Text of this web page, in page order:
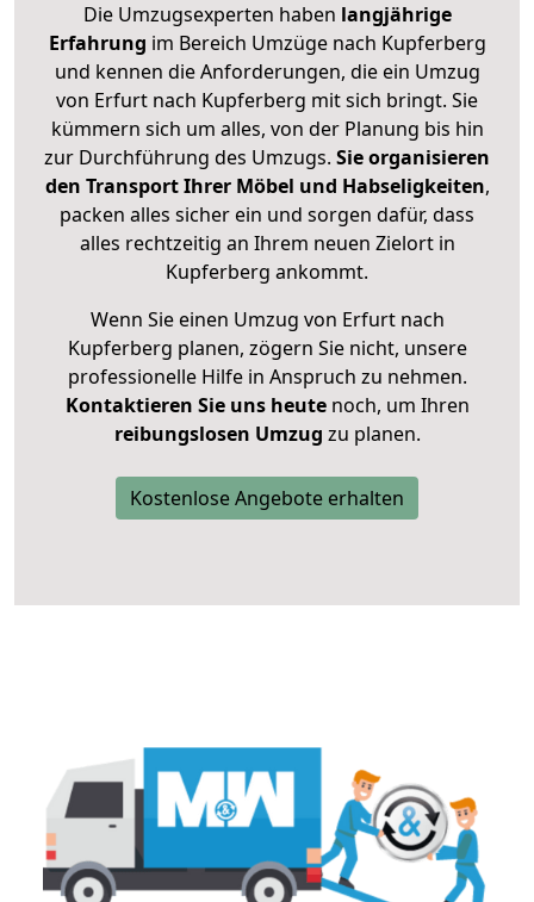
Die Umzugsexperten haben langjährige
Erfahrung im Bereich Umzüge nach Kupferberg
und kennen die Anforderungen, die ein Umzug
von Erfurt nach Kupferberg mit sich bringt. Sie
kümmern sich um alles, von der Planung bis hin
zur Durchführung des Umzugs. Sie organisieren
den Transport Ihrer Möbel und Habseligkeiten,
packen alles sicher ein und sorgen dafür, dass
alles rechtzeitig an Ihrem neuen Zielort in
Kupferberg ankommt.
Wenn Sie einen Umzug von Erfurt nach
Kupferberg planen, zögern Sie nicht, unsere
professionelle Hilfe in Anspruch zu nehmen.
Kontaktieren Sie uns heutenoch, um Ihren
reibungslosen Umzug zu planen.
Kostenlose Angebote erhalten